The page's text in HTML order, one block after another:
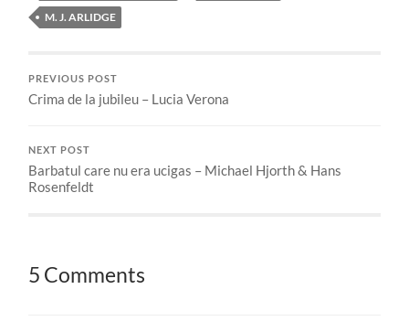
M. J. ARLIDGE
PREVIOUS POST
Crima de la jubileu – Lucia Verona
NEXT POST
Barbatul care nu era ucigas – Michael Hjorth & Hans
Rosenfeldt
5 Comments